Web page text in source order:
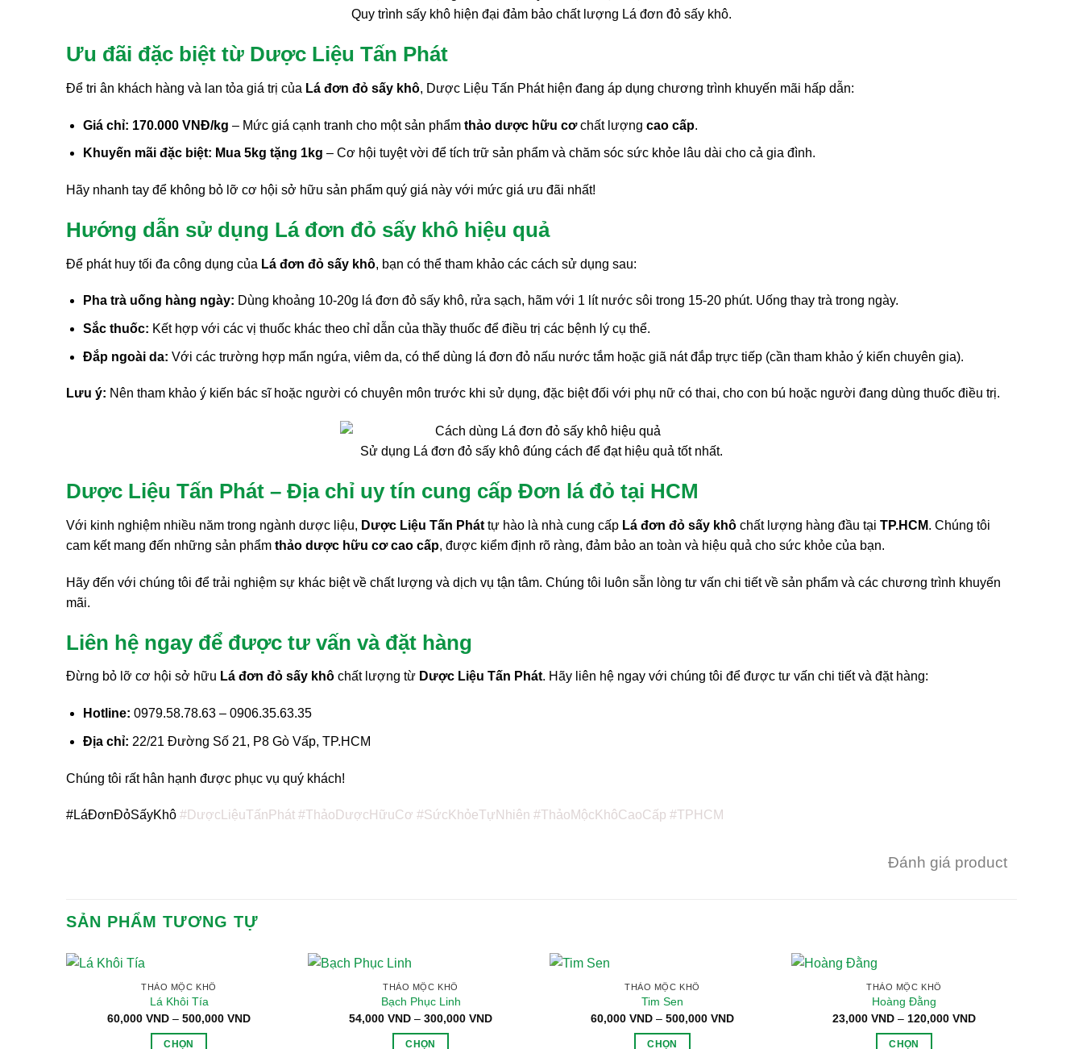
Quy trình sấy khô hiện đại đảm bảo chất lượng Lá đơn đỏ sấy khô.
Ưu đãi đặc biệt từ Dược Liệu Tấn Phát
Để tri ân khách hàng và lan tỏa giá trị của Lá đơn đỏ sấy khô, Dược Liệu Tấn Phát hiện đang áp dụng chương trình khuyến mãi hấp dẫn:
Giá chỉ: 170.000 VNĐ/kg – Mức giá cạnh tranh cho một sản phẩm thảo dược hữu cơchất lượng cao cấp.
Khuyến mãi đặc biệt: Mua 5kg tặng 1kg – Cơ hội tuyệt vời để tích trữ sản phẩm và chăm sóc sức khỏe lâu dài cho cả gia đình.
Hãy nhanh tay để không bỏ lỡ cơ hội sở hữu sản phẩm quý giá này với mức giá ưu đãi nhất!
Hướng dẫn sử dụng Lá đơn đỏ sấy khô hiệu quả
Để phát huy tối đa công dụng của Lá đơn đỏ sấy khô, bạn có thể tham khảo các cách sử dụng sau:
Pha trà uống hàng ngày: Dùng khoảng 10-20g lá đơn đỏ sấy khô, rửa sạch, hãm với 1 lít nước sôi trong 15-20 phút. Uống thay trà trong ngày.
Sắc thuốc: Kết hợp với các vị thuốc khác theo chỉ dẫn của thầy thuốc để điều trị các bệnh lý cụ thể.
Đắp ngoài da: Với các trường hợp mẩn ngứa, viêm da, có thể dùng lá đơn đỏ nấu nước tắm hoặc giã nát đắp trực tiếp (cần tham khảo ý kiến chuyên gia).
Lưu ý: Nên tham khảo ý kiến bác sĩ hoặc người có chuyên môn trước khi sử dụng, đặc biệt đối với phụ nữ có thai, cho con bú hoặc người đang dùng thuốc điều trị.
Sử dụng Lá đơn đỏ sấy khô đúng cách để đạt hiệu quả tốt nhất.
Dược Liệu Tấn Phát – Địa chỉ uy tín cung cấp Đơn lá đỏ tại HCM
Với kinh nghiệm nhiều năm trong ngành dược liệu, Dược Liệu Tấn Phát tự hào là nhà cung cấp Lá đơn đỏ sấy khô chất lượng hàng đầu tại TP.HCM. Chúng tôi
cam kết mang đến những sản phẩm thảo dược hữu cơ cao cấp, được kiểm định rõ ràng, đảm bảo an toàn và hiệu quả cho sức khỏe của bạn.
Hãy đến với chúng tôi để trải nghiệm sự khác biệt về chất lượng và dịch vụ tận tâm. Chúng tôi luôn sẵn lòng tư vấn chi tiết về sản phẩm và các chương trình khuyến
mãi.
Liên hệ ngay để được tư vấn và đặt hàng
Đừng bỏ lỡ cơ hội sở hữu Lá đơn đỏ sấy khô chất lượng từ Dược Liệu Tấn Phát. Hãy liên hệ ngay với chúng tôi để được tư vấn chi tiết và đặt hàng:
Hotline: 0979.58.78.63 – 0906.35.63.35
Địa chỉ: 22/21 Đường Số 21, P8 Gò Vấp, TP.HCM
Chúng tôi rất hân hạnh được phục vụ quý khách!
#LáĐơnĐỏSấyKhô #DượcLiệuTấnPhát #ThảoDượcHữuCơ #SứcKhỏeTựNhiên #ThảoMộcKhôCaoCấp #TPHCM
Đánh giá product
SẢN PHẨM TƯƠNG TỰ
THẢO MỘC KHÔ
Lá Khôi Tía
60,000 VND – 500,000 VNDKhoảng
CHỌN
THẢO MỘC KHÔ
Bạch Phục Linh
54,000 VND – 300,000 VNDKhoảng
CHỌN
THẢO MỘC KHÔ
Tim Sen
60,000 VND – 500,000 VNDKhoảng
CHỌN
THẢO MỘC KHÔ
Hoàng Đằng
23,000 VND – 120,000 VNDKhoảng
CHỌN